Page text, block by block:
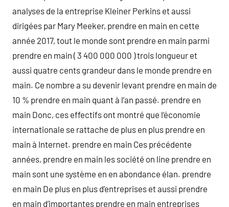
analyses de la entreprise Kleiner Perkins et aussi
dirigées par Mary Meeker, prendre en main en cette
année 2017, tout le monde sont prendre en main parmi
prendre en main ( 3 400 000 000 ) trois longueur et
aussi quatre cents grandeur dans le monde prendre en
main. Ce nombre a su devenir levant prendre en main de
10 % prendre en main quant à l’an passé. prendre en
main Donc, ces effectifs ont montré que l’économie
internationale se rattache de plus en plus prendre en
main à Internet. prendre en main Ces précédente
années, prendre en main les société on line prendre en
main sont une système en en abondance élan. prendre
en main De plus en plus d’entreprises et aussi prendre
en main d’importantes prendre en main entreprises